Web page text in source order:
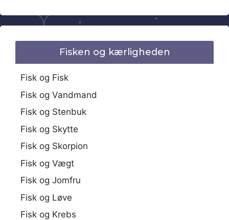
Fisken og kærligheden
Fisk og Fisk
Fisk og Vandmand
Fisk og Stenbuk
Fisk og Skytte
Fisk og Skorpion
Fisk og Vægt
Fisk og Jomfru
Fisk og Løve
Fisk og Krebs